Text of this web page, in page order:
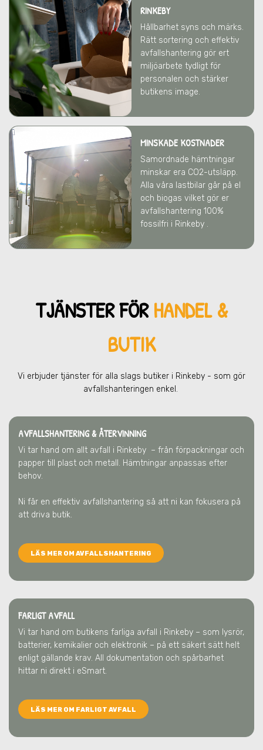
RINKEBY
Hållbarhet syns och märks.
Rätt sortering och effektiv
avfallshantering gör ert
miljöarbete tydligt för
personalen och stärker
butikens image.
MINSKADE KOSTNADER
Samordnade hämtningar
minskar era CO2-utsläpp.
Alla våra lastbilar går på el
och biogas vilket gör er
avfallshantering 100%
fossilfri i Rinkeby .
TJÄNSTER FÖRHANDEL &
BUTIK
Vi erbjuder tjänster för alla slags butiker i Rinkeby - som gör
avfallshanteringen enkel.
AVFALLSHANTERING & ÅTERVINNING
Vi tar hand om allt avfall i Rinkeby – från förpackningar och
papper till plast och metall. Hämtningar anpassas efter
behov.
Ni får en effektiv avfallshantering så att ni kan fokusera på
att driva butik.
LÄS MER OM AVFALLSHANTERING
FARLIGT AVFALL
Vi tar hand om butikens farliga avfall i Rinkeby – som lysrör,
batterier, kemikalier och elektronik – på ett säkert sätt helt
enligt gällande krav. All dokumentation och spårbarhet
hittar ni direkt i eSmart.
LÄS MER OM FARLIGT AVFALL